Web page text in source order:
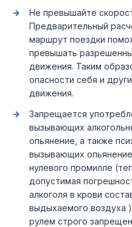
Не превышайте
Предварительный
маршрут поездки
превышать
движения. Таким
опасности себя и
движения.
Запрещается
вызывающих
опьянение, а также
вызывающих
нулевого промилле
допустимая
алкоголя в крови
выдыхаемого воздуха
рулем строго